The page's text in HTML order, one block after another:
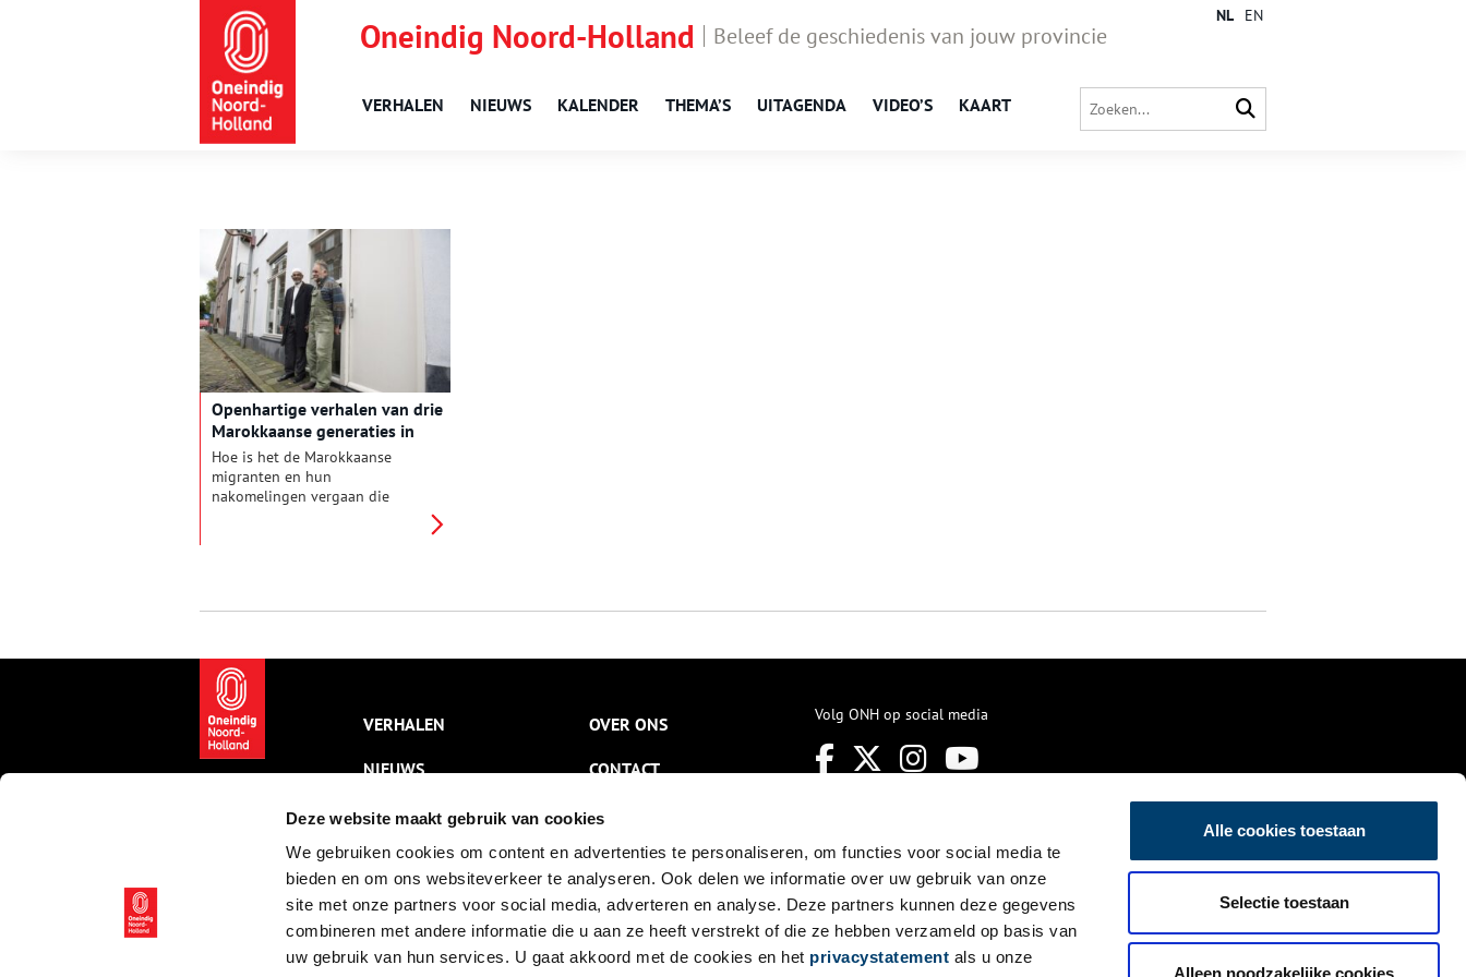
Deze website maakt gebruik van cookies
We gebruiken cookies om content en advertenties te personaliseren, om functies voor social media te
bieden en om ons websiteverkeer te analyseren. Ook delen we informatie over uw gebruik van onze
site met onze partners voor social media, adverteren en analyse. Deze partners kunnen deze gegevens
combineren met andere informatie die u aan ze heeft verstrekt of die ze hebben verzameld op basis van
uw gebruik van hun services. U gaat akkoord met de cookies en het privacystatement als u onze
Alle cookies toestaan
Selectie toestaan
Alleen noodzakelijke cookies
Oneindig Noord-Holland Beleef de geschiedenis van jouw provincie
VERHALEN NIEUWS KALENDER THEMA’S UITAGENDA VIDEO’S KAART
NL EN
Openhartige verhalen van drie
Marokkaanse generaties in
Alkmaar
Hoe is het de Marokkaanse
migranten en hun
nakomelingen vergaan die
VERHALEN
NIEUWS
KALENDER
THEMA’S
ACTIVITEITEN
VIDEO’S
OVER ONS
CONTACT
NIEUWSBRIEF
DISCLAIMER
PRIVACY
TOEGANKELIJKHEID
Volg ONH op social media